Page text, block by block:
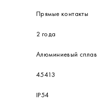
Прямые контакты
2 года
Алюминиевый сплав
45413
IP54